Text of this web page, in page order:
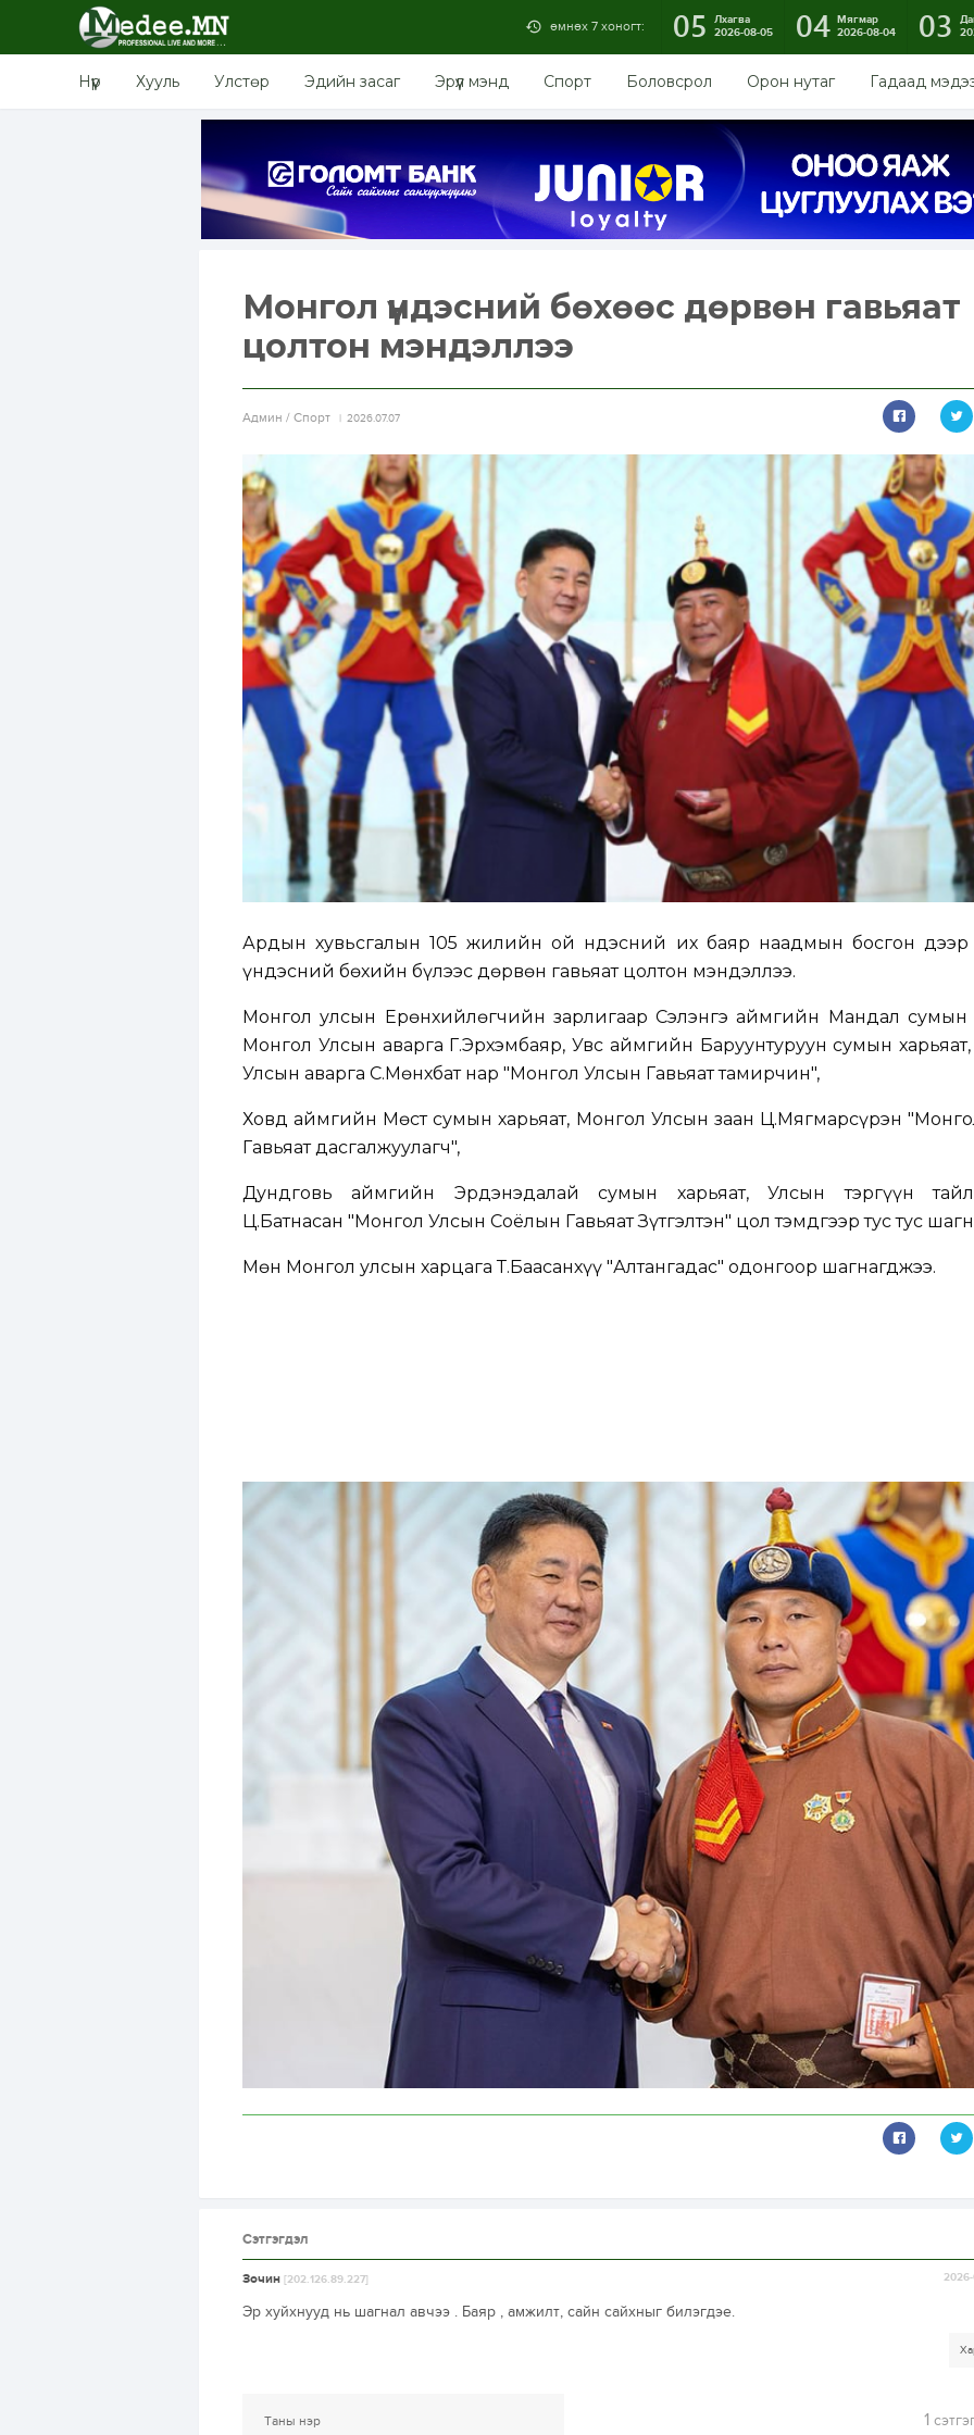
өмнөх 7 хоногт: 05
Лхагва
2026-08-05
04 Мягмар
2026-08-04
03
Нүүр Хууль Улстөр Эдийн засаг Эрүүл мэнд Спорт Боловсрол Орон нутаг Гадаад
Монгол үндэсний бөхөөс дөрвөн гавьяат
цолтон мэндэллээ
Aдмин / Спорт 2026.07.07
Ардын хувьсгалын 105 жилийн ой Үндэсний их баяр наадмын босгон дээр
үндэсний бөхийн бүлээс дөрвөн гавьяат цолтон мэндэллээ.
Монгол улсын Ерөнхийлөгчийн зарлигаар Сэлэнгэ аймгийн Мандал сумын
Монгол Улсын аварга Г.Эрхэмбаяр, Увс аймгийн Баруунтуруун сумын
Улсын аварга С.Мөнхбат нар "Монгол Улсын Гавьяат тамирчин",
Ховд аймгийн Мөст сумын харьяат, Монгол Улсын заан Ц.Мягмарсүрэн
Гавьяат дасгалжуулагч",
Дундговь аймгийн Эрдэнэдалай сумын харьяат, Улсын тэргүүн
Ц.Батнасан "Монгол Улсын Соёлын Гавьяат Зүтгэлтэн" цол тэмдгээр тус тус
Мөн Монгол улсын харцага Т.Баасанхүү "Алтангадас" одонгоор шагнагджээ.
Сэтгэгдэл
Зочин [202.126.89.227]
Эр хуйхнууд нь шагнал авчээ . Баяр , амжилт, сайн сайхныг билэгдэе.
1